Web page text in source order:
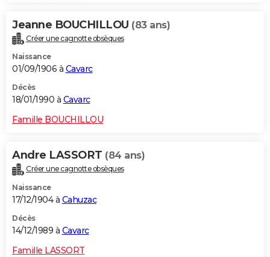
Jeanne BOUCHILLOU (83 ans)
Créer une cagnotte obsèques
Naissance
01/09/1906 à Cavarc
Décès
18/01/1990 à Cavarc
Famille BOUCHILLOU
Andre LASSORT (84 ans)
Créer une cagnotte obsèques
Naissance
17/12/1904 à Cahuzac
Décès
14/12/1989 à Cavarc
Famille LASSORT